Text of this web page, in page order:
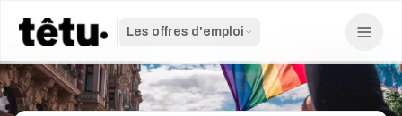
Les offres d'emploi